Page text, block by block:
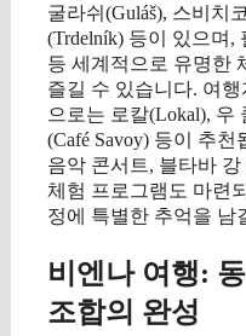
굴라쉬(Guláš), 스비치
(Trdelník) 등이 있으며,
등 세계적으로 유명한
즐길 수 있습니다. 여
으로는 로칼(Lokal), 우
(Café Savoy) 등이 추
음악 콘서트, 블타바
체험 프로그램도 마련
정에 특별한 추억을 남
비엔나 여행:
조합의 완성